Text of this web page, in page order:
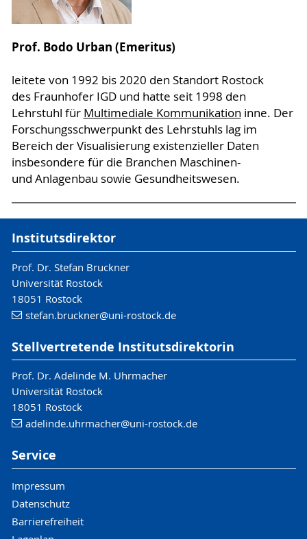
Prof. Bodo Urban (Emeritus)
leitete von 1992 bis 2020 den Standort Rostock
des Fraunhofer IGD und hatte seit 1998 den
Lehrstuhl für Multimediale Kommunikation inne. Der
Forschungsschwerpunkt des Lehrstuhls lag im
Bereich der Visualisierung existenzieller Daten
insbesondere für die Branchen Maschinen-
und Anlagenbau sowie Gesundheitswesen.
Institutsdirektor
Prof. Dr. Stefan Bruckner
Universität Rostock
18051 Rostock
stefan.bruckner@uni-rostock.de
Stellvertretende Institutsdirektorin
Prof. Dr. Adelinde M. Uhrmacher
Universität Rostock
18051 Rostock
adelinde.uhrmacher@uni-rostock.de
Service
Impressum
Datenschutz
Barrierefreiheit